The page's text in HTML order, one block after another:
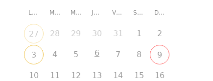
LUNDI MARDI MERCREDI JEUDI VENDREDI SAMEDI DIMANCHE
27 28 29 30 31 1 2
3 4 5 6 7 8 9
10 11 12 13 14 15 16